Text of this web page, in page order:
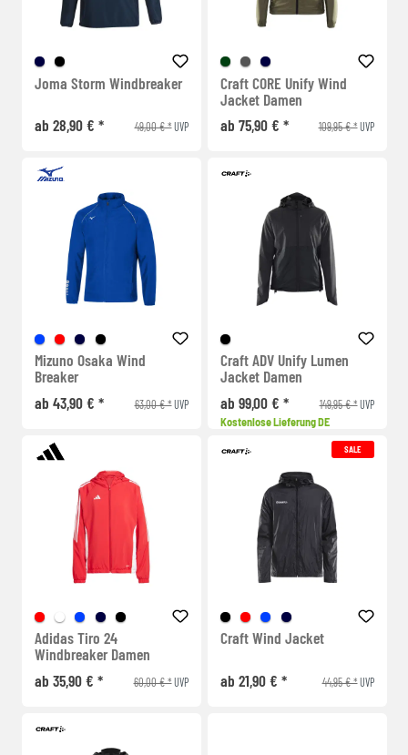
Joma Storm Windbreaker
ab 28,90 € * 49,00 € *UVP
Craft CORE Unify Wind
Jacket Damen
ab 75,90 € *
109,95 € *UVP
Mizuno Osaka Wind
Breaker
ab 43,90 € *
63,00 € *UVP
Craft ADV Unify Lumen
Jacket Damen
ab 99,00 € *
149,95 € *UVP
Kostenlose Lieferung DE
Adidas Tiro 24
Windbreaker Damen
ab 35,90 € *
60,00 € *UVP
SALE
Craft Wind Jacket
ab 21,90 € * 44,95 € *UVP